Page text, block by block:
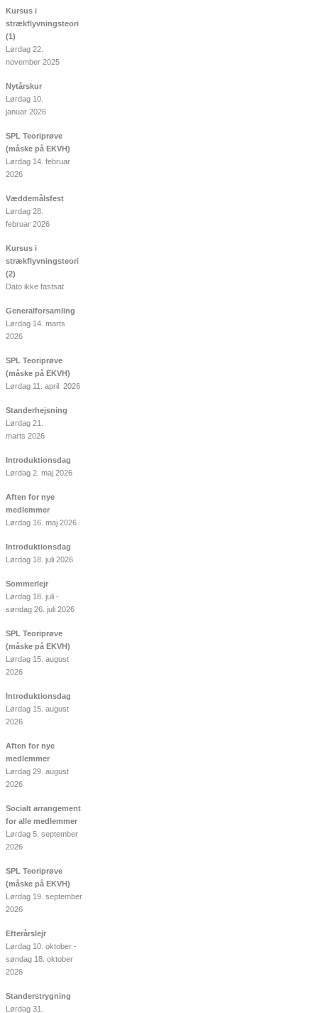
Kursus i
strækflyvningsteori
(1)
Lørdag 22.
november 2025
Nytårskur
Lørdag 10.
januar 2026
SPL Teoriprøve
(måske på EKVH)
Lørdag 14. februar
2026
Væddemålsfest
Lørdag 28.
februar 2026
Kursus i
strækflyvningsteori
(2)
Dato ikke fastsat
Generalforsamling
Lørdag 14. marts
2026
SPL Teoriprøve
(måske på EKVH)
Lørdag 11. april 2026
Standerhejsning
Lørdag 21.
marts 2026
Introduktionsdag
Lørdag 2. maj 2026
Aften for nye
medlemmer
Lørdag 16. maj 2026
Introduktionsdag
Lørdag 18. juli 2026
Sommerlejr
Lørdag 18. juli -
søndag 26. juli 2026
SPL Teoriprøve
(måske på EKVH)
Lørdag 15. august
2026
Introduktionsdag
Lørdag 15. august
2026
Aften for nye
medlemmer
Lørdag 29. august
2026
Socialt arrangement
for alle medlemmer
Lørdag 5. september
2026
SPL Teoriprøve
(måske på EKVH)
Lørdag 19. september
2026
Efterårslejr
Lørdag 10. oktober -
søndag 18. oktober
2026
Standerstrygning
Lørdag 31.